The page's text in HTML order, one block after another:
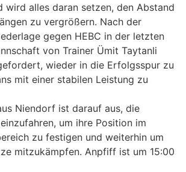
wird alles daran setzen, den Abstand
zu vergrößern. Nach der
gegen HEBC in der letzten
von Trainer Ümit Taytanli
wieder in die Erfolgsspur zu
mit einer stabilen Leistung zu
Niendorf ist darauf aus, die
um ihre Position im
zu festigen und weiterhin um
mitzukämpfen. Anpfiff ist um 15:00